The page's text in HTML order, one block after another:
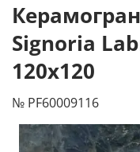
Signoria
120x120
№ PF60009116